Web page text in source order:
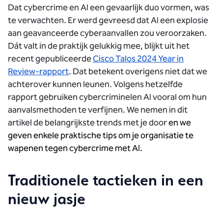
Dat cybercrime en AI een gevaarlijk duo vormen, was
te verwachten. Er werd gevreesd dat AI een explosie
aan geavanceerde cyberaanvallen zou veroorzaken.
Dát valt in de praktijk gelukkig mee, blijkt uit het
recent gepubliceerdeCisco Talos 2024 Year in
Review-rapport. Dat betekent overigens niet dat we
achterover kunnen leunen. Volgens hetzelfde
rapport gebruiken cybercriminelen AI vooral om hun
aanvalsmethoden te verfijnen. We nemen in dit
artikel de belangrijkste trends met je dooren we
geven enkele praktische tips om je organisatie te
wapenen tegen cybercrime met AI.
Traditionele tactieken in een
nieuw jasje